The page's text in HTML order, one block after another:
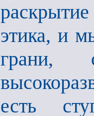
этика, и
грани,
есть